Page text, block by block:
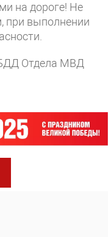
на дороге! Не
при выполнении
Отдела МВД